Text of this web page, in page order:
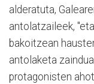
alderatuta,
antolatzaileek,
bakoitzean
antolaketa
protagonisten